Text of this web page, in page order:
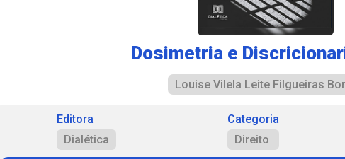
Dosimetria e
Louise Vilela Leite Filgueiras
Editora
Dialética
Categoria
Direito